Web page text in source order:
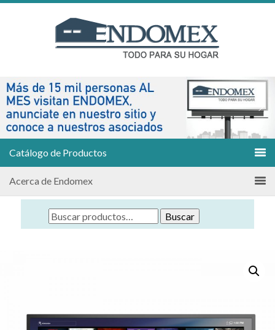
Catálogo de Productos
Acerca de Endomex
Buscar